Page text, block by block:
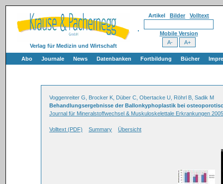
Verlag für Medizin und Wirtschaft
Artikel Bilder Volltext
Mobile Version
Abo Journale News Datenbanken Fortbildung Bücher
Voggenreiter G, Brocker K, Düber C, Obertacke U, Röhrl B, Sadik M
Behandlungsergebnisse der Ballonkyphoplastik bei
Journal für Mineralstoffwechsel & Muskuloskelettale Erkrankungen
Volltext (PDF) Summary Übersicht